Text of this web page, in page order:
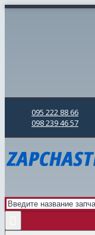
095 222 88 66
098 239 46 57